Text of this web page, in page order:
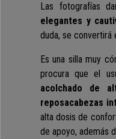
Las fotografías
elegantes y
duda, se convertirá
Es una silla muy
procura que el
acolchado de
reposacabezas
alta dosis de
de apoyo, además